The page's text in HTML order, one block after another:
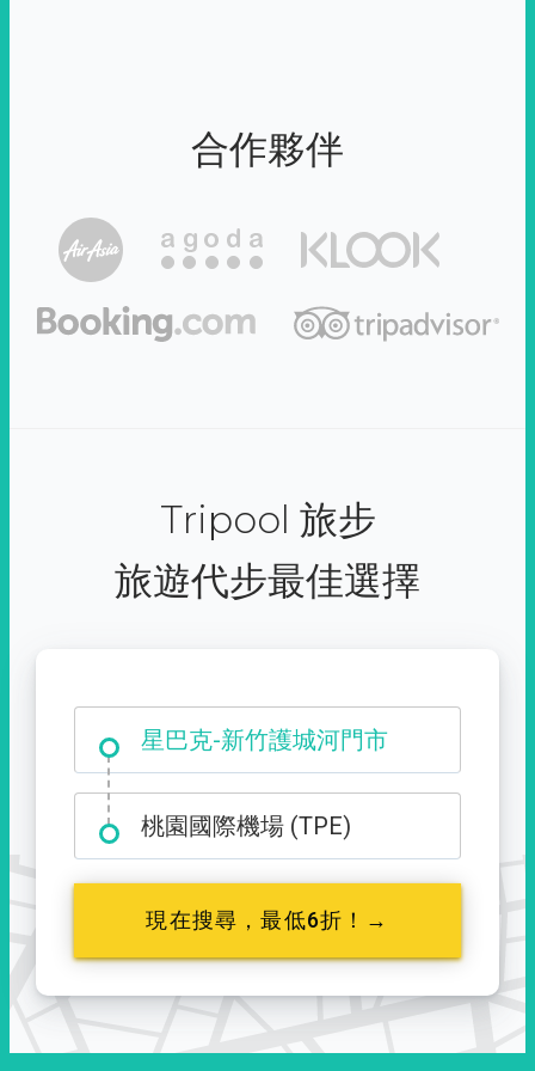
合作夥伴
Tripool 旅步
旅遊代步最佳選擇
星巴克-新竹護城河門市
大霸尖山登山口
桃園國際機場 (TPE)
現在搜尋，最低6折！→